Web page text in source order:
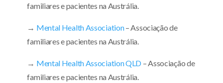
familiares e pacientes na Austrália.
→ Mental Health Association– Associação de
familiares e pacientes na Austrália.
→ Mental Health Association QLD – Associação de
familiares e pacientes na Austrália.